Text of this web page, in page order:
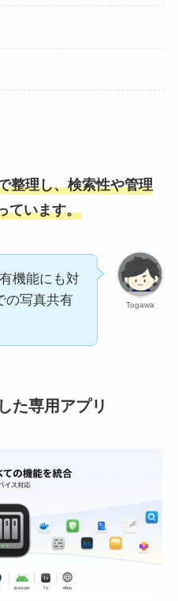
整理し、検索性や管理
ています。
Togawa
機能にも対
の写真共有
た専用アプリ